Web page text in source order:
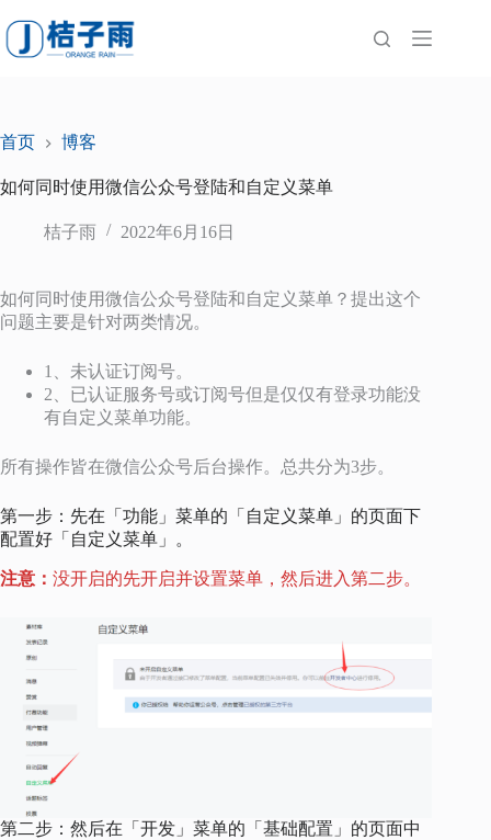
至
内
首页 博客
如何同时使用微信公众号登陆和自定义菜单
桔子雨 2022年6月16日
如何同时使用微信公众号登陆和自定义菜单？提出这个
问题主要是针对两类情况。
1、未认证订阅号。
2、已认证服务号或订阅号但是仅仅有登录功能没
有自定义菜单功能。
所有操作皆在微信公众号后台操作。总共分为3步。
第一步：先在「功能」菜单的「自定义菜单」的页面下
配置好「自定义菜单」。
注意： 没开启的先开启并设置菜单，然后进入第二步。
第二步：然后在「开发」菜单的「基础配置」的页面中